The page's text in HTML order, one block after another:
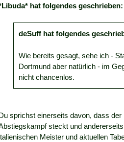
hat folgendes geschrieben:
deSuff hat folgendes
Wie bereits gesagt, sehe ich -
Dortmund aber natürlich - im
nicht chancenlos.
sprichst einerseits davon, dass
steckt und
Meister und aktuellen